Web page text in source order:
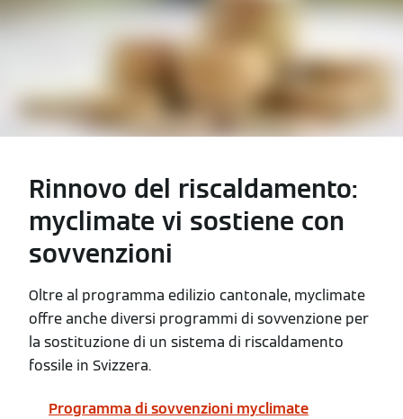
Rinnovo del riscaldamento:
myclimate vi sostiene con
sovvenzioni
Oltre al programma edilizio cantonale, myclimate
offre anche diversi programmi di sovvenzione per
la sostituzione di un sistema di riscaldamento
fossile in Svizzera.
Programma di sovvenzioni myclimate